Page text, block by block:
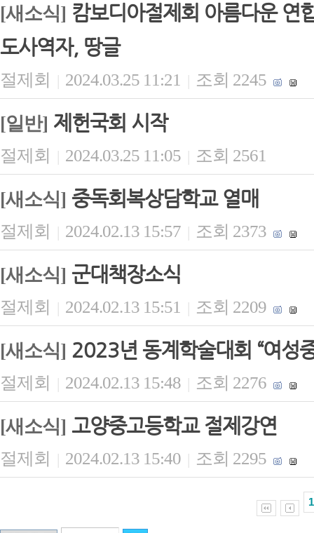
[새소식] 캄보디아절제회 아름다운 연
도사역자, 땅글
절제회 | 2024.03.25 11:21 | 조회 2245
[일반] 제헌국회 시작
절제회 | 2024.03.25 11:05 | 조회 2561
[새소식] 중독회복상담학교 열매
절제회 | 2024.02.13 15:57 | 조회 2373
[새소식] 군대책장소식
절제회 | 2024.02.13 15:51 | 조회 2209
[새소식] 2023년 동계학술대회 “여성
절제회 | 2024.02.13 15:48 | 조회 2276
[새소식] 고양중고등학교 절제강연
절제회 | 2024.02.13 15:40 | 조회 2295
1